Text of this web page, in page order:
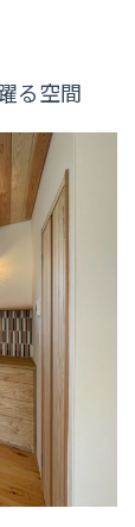
る空間